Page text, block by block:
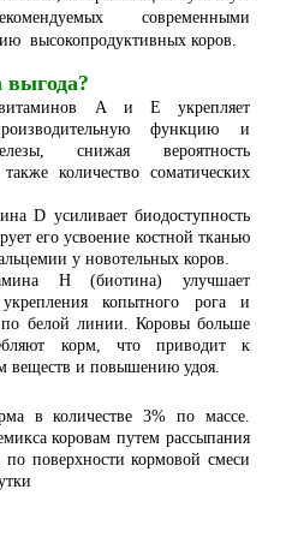
современными
высокопродуктивных коров.
выгода?
А и Е укрепляет
функцию и
снижая вероятность
количество соматических
D усиливает биодоступность
его усвоение костной тканью
у новотельных коров.
Н (биотина) улучшает
копытного рога и
по белой линии. Коровы больше
корм, что приводит к
веществ и повышению удоя.
в количестве 3% по массе.
коровам путем рассыпания
по поверхности кормовой смеси